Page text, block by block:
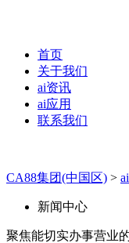
首页
关于我们
ai资讯
ai应用
联系我们
CA88集团(中国区) >
新闻中心
聚焦能切实办事营业